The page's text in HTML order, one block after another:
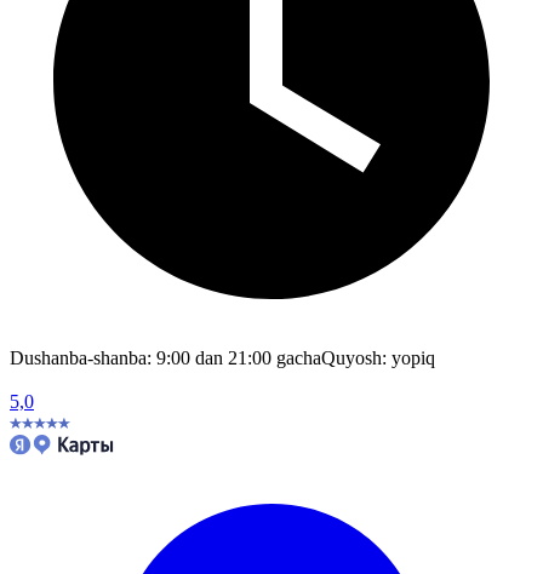
Dushanba-shanba: 9:00 dan 21:00 gachaQuyosh: yopiq
5,0